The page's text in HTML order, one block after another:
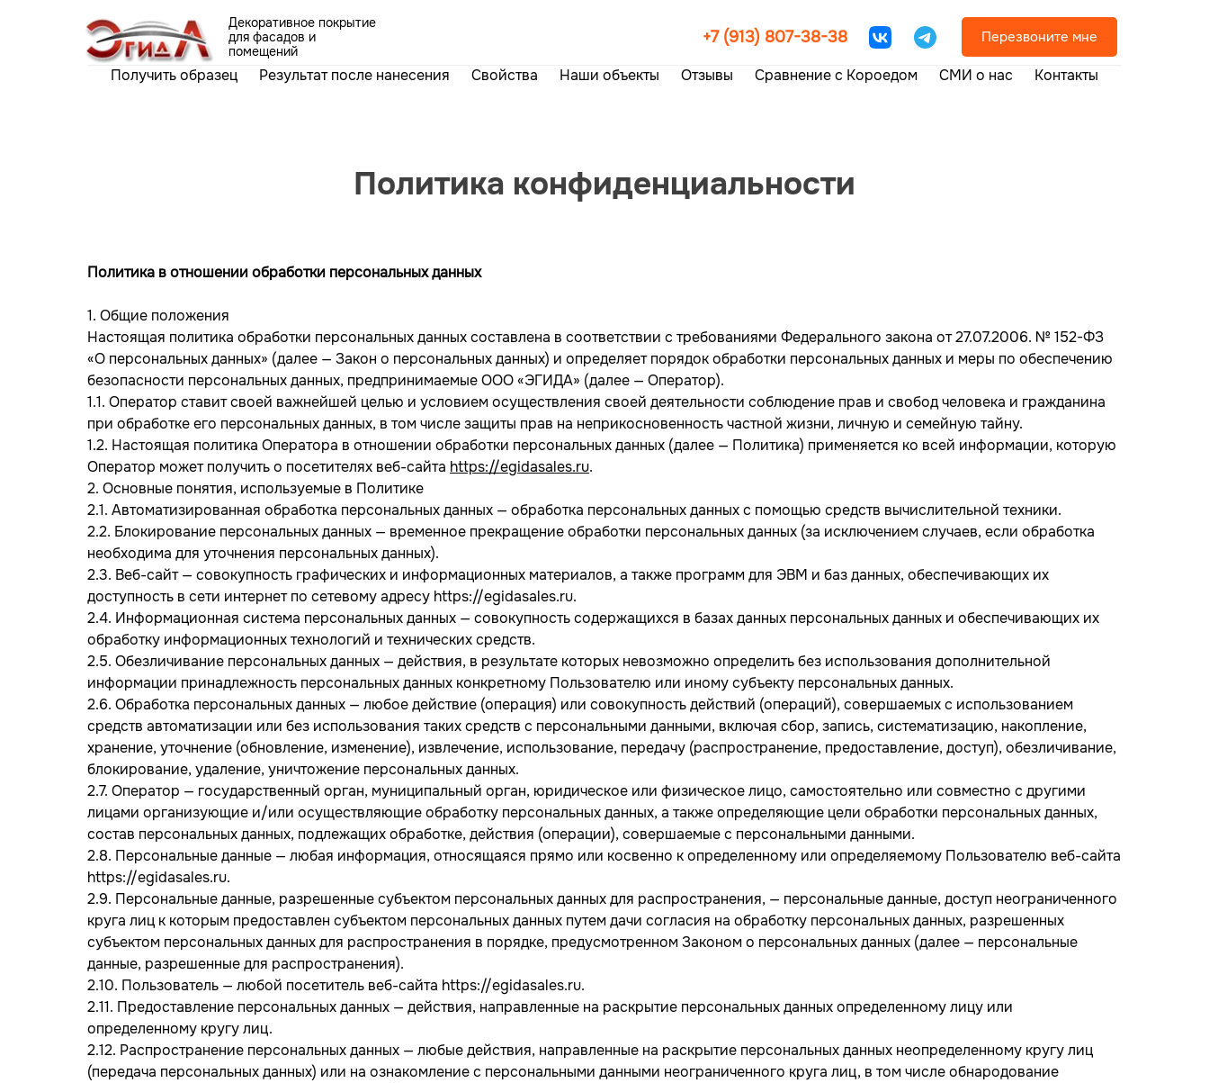
Декоративное покрытие
для фасадов и
помещений
+7 (913) 807-38-38 Перезвоните мне
Получить образец Результат после нанесения Свойства Наши объекты Отзывы Сравнение с Короедом СМИ о нас Контакты
Политика конфиденциальности
Политика в отношении обработки персональных данных
1. Общие положения
Настоящая политика обработки персональных данных составлена в соответствии с требованиями Федерального закона от 27.07.2006. № 152-ФЗ
«О персональных данных» (далее — Закон о персональных данных) и определяет порядок обработки персональных данных и меры по обеспечению
безопасности персональных данных, предпринимаемые ООО «ЭГИДА» (далее — Оператор).
1.1. Оператор ставит своей важнейшей целью и условием осуществления своей деятельности соблюдение прав и свобод человека и гражданина
при обработке его персональных данных, в том числе защиты прав на неприкосновенность частной жизни, личную и семейную тайну.
1.2. Настоящая политика Оператора в отношении обработки персональных данных (далее — Политика) применяется ко всей информации, которую
Оператор может получить о посетителях веб-сайта https://egidasales.ru.
2. Основные понятия, используемые в Политике
2.1. Автоматизированная обработка персональных данных — обработка персональных данных с помощью средств вычислительной техники.
2.2. Блокирование персональных данных — временное прекращение обработки персональных данных (за исключением случаев, если обработка
необходима для уточнения персональных данных).
2.3. Веб-сайт — совокупность графических и информационных материалов, а также программ для ЭВМ и баз данных, обеспечивающих их
доступность в сети интернет по сетевому адресу https://egidasales.ru.
2.4. Информационная система персональных данных — совокупность содержащихся в базах данных персональных данных и обеспечивающих их
обработку информационных технологий и технических средств.
2.5. Обезличивание персональных данных — действия, в результате которых невозможно определить без использования дополнительной
информации принадлежность персональных данных конкретному Пользователю или иному субъекту персональных данных.
2.6. Обработка персональных данных — любое действие (операция) или совокупность действий (операций), совершаемых с использованием
средств автоматизации или без использования таких средств с персональными данными, включая сбор, запись, систематизацию, накопление,
хранение, уточнение (обновление, изменение), извлечение, использование, передачу (распространение, предоставление, доступ), обезличивание,
блокирование, удаление, уничтожение персональных данных.
2.7. Оператор — государственный орган, муниципальный орган, юридическое или физическое лицо, самостоятельно или совместно с другими
лицами организующие и/или осуществляющие обработку персональных данных, а также определяющие цели обработки персональных данных,
состав персональных данных, подлежащих обработке, действия (операции), совершаемые с персональными данными.
2.8. Персональные данные — любая информация, относящаяся прямо или косвенно к определенному или определяемому Пользователю веб-сайта
https://egidasales.ru.
2.9. Персональные данные, разрешенные субъектом персональных данных для распространения, — персональные данные, доступ неограниченного
круга лиц к которым предоставлен субъектом персональных данных путем дачи согласия на обработку персональных данных, разрешенных
субъектом персональных данных для распространения в порядке, предусмотренном Законом о персональных данных (далее — персональные
данные, разрешенные для распространения).
2.10. Пользователь — любой посетитель веб-сайта https://egidasales.ru.
2.11. Предоставление персональных данных — действия, направленные на раскрытие персональных данных определенному лицу или
определенному кругу лиц.
2.12. Распространение персональных данных — любые действия, направленные на раскрытие персональных данных неопределенному кругу лиц
(передача персональных данных) или на ознакомление с персональными данными неограниченного круга лиц, в том числе обнародование